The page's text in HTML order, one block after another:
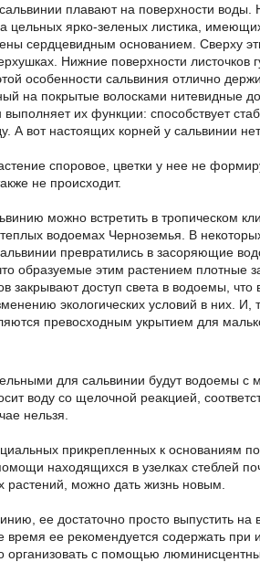
плавают на поверхности воды.
цельных ярко-зеленых листика,
сердцевидным основанием. Сверху
Нижние поверхности листочков
особенности сальвиния отлично
на покрытые волосками нитевидные
их функции: способствует
А вот настоящих корней у сальвинии
споровое, цветки у нее не
не происходит.
можно встретить в тропическом
водоемах Черноземья. В
превратились в засоряющие
образуемые этим растением плотные
закрывают доступ света в водоемы, что
экологических условий в них. И,
превосходным укрытием для
для сальвинии будут водоемы с
воду со щелочной реакцией,
нельзя.
прикрепленных к основаниям
находящихся в узелках стеблей
растений, можно дать жизнь новым.
ее достаточно просто выпустить на
время ее рекомендуется содержать при
организовать с помощью